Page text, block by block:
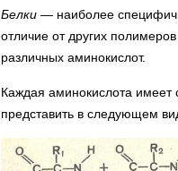
Белки — наиболее
отличие от других
различных аминокислот.
Каждая аминокислота
представить в следующем